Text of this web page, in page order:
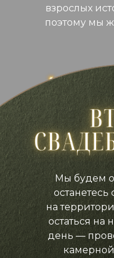
Мы будем
на
остаться на
день —
взрослых
поэтому мы